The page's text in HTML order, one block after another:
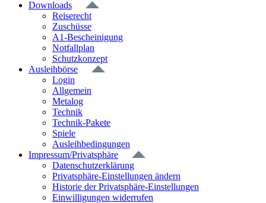
Downloads
Reiserecht
Zuschüsse
A1-Bescheinigung
Notfallplan
Schutzkonzept
Ausleihbörse
Login
Allgemein
Metalog
Technik
Technik-Pakete
Spiele
Ausleihbedingungen
Impressum/Privatsphäre
Datenschutzerklärung
Privatsphäre-Einstellungen ändern
Historie der Privatsphäre-Einstellungen
Einwilligungen widerrufen